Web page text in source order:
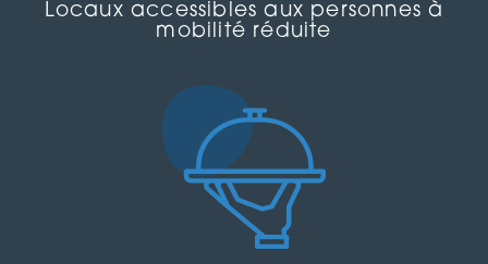
Locaux accessibles aux personnes à
mobilité réduite